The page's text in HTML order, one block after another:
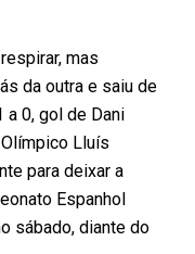
mas
da outra e saiu de
a 0, gol de Dani
Lluís
para deixar a
Espanhol
sábado, diante do